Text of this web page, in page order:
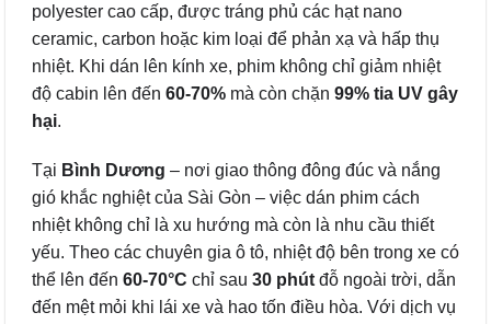
polyester cao cấp, được tráng phủ các hạt nano
ceramic, carbon hoặc kim loại để phản xạ và hấp thụ
nhiệt. Khi dán lên kính xe, phim không chỉ giảm nhiệt
độ cabin lên đến 60-70% mà còn chặn 99% tia UV gây
hại.
Tại Bình Dương – nơi giao thông đông đúc và nắng
gió khắc nghiệt của Sài Gòn – việc dán phim cách
nhiệt không chỉ là xu hướng mà còn là nhu cầu thiết
yếu. Theo các chuyên gia ô tô, nhiệt độ bên trong xe có
thể lên đến 60-70°C chỉ sau 30 phútđỗ ngoài trời, dẫn
đến mệt mỏi khi lái xe và hao tốn điều hòa. Với dịch vụ